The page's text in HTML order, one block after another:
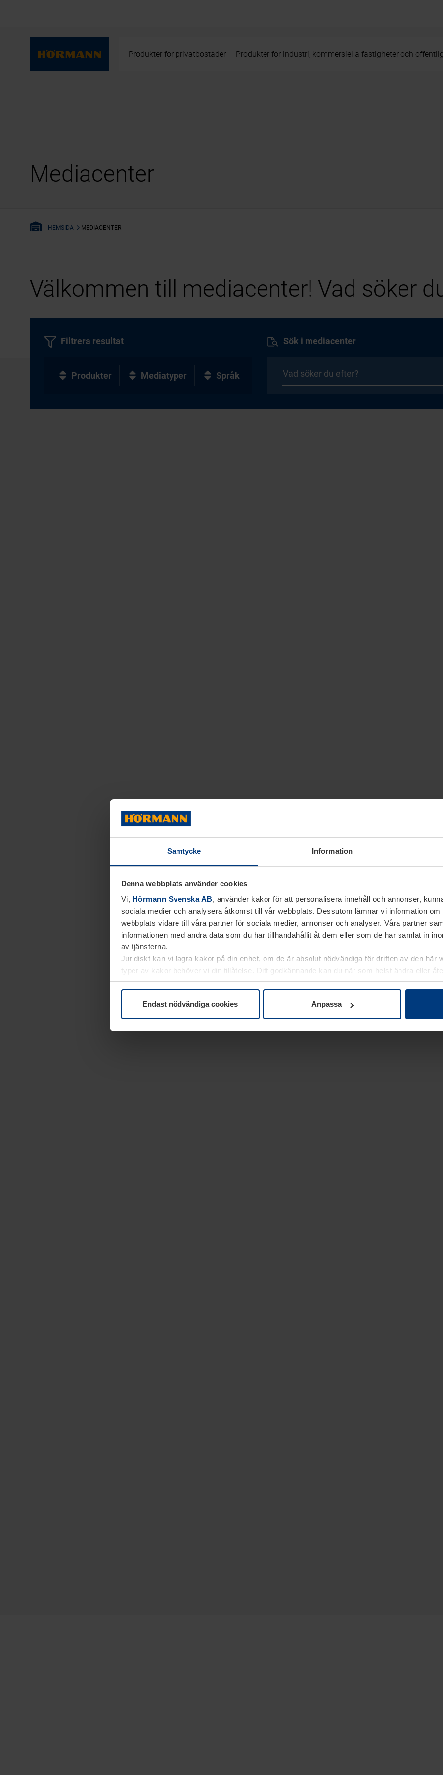
Samtycke Information
Denna webbplats använder cookies
Vi, Hörmann Svenska AB, använder kakor för att personalisera innehåll och annonser,
sociala medier och analysera åtkomst till vår webbplats. Dessutom lämnar vi information om
webbplats vidare till våra partner för sociala medier, annonser och analyser. Våra partner
informationen med andra data som du har tillhandahållit åt dem eller som de har samlat in
av tjänsterna.
Juridiskt kan vi lagra kakor på din enhet, om de är absolut nödvändiga för driften av den här
typer av kakor behöver vi din tillåtelse. Ditt godkännande kan du när som helst ändra eller
kakor underDataskyddsförklaringpå vår webbplats.
Endast nödvändiga cookies Anpassa
Produkter för privatbostäder Produkter för industri, kommersiella fastigheter och
Mediacenter
HEMSIDA MEDIACENTER
Välkommen till mediacenter! Vad söker
Sök i mediacenter
Filtrera resultat
Produkter Mediatyper Språk